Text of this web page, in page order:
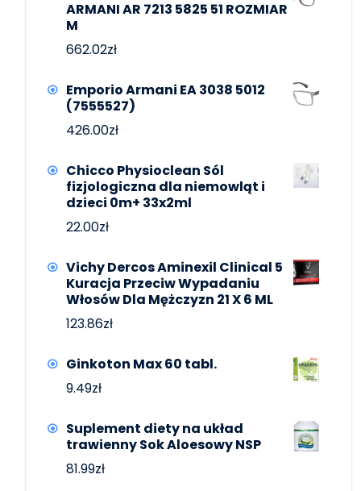
ARMANI AR 7213 5825 51 ROZMIAR
M
662.02zł
Emporio Armani EA 3038 5012
(7555527)
426.00zł
Chicco Physioclean Sól
fizjologiczna dla niemowląt i
dzieci 0m+ 33x2ml
22.00zł
Vichy Dercos Aminexil Clinical 5
Kuracja Przeciw Wypadaniu
Włosów Dla Mężczyzn 21 X 6 ML
123.86zł
Ginkoton Max 60 tabl.
9.49zł
Suplement diety na układ
trawienny Sok Aloesowy NSP
81.99zł